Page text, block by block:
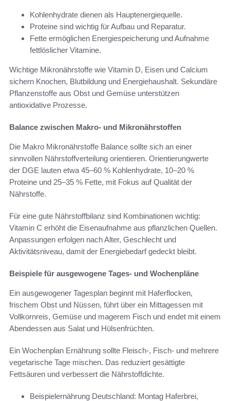
Kohlenhydrate dienen als Hauptenergiequelle.
Proteine sind wichtig für Aufbau und Reparatur.
Fette ermöglichen Energiespeicherung und Aufnahme
fettlöslicher Vitamine.
Wichtige Mikronährstoffe wie Vitamin D, Eisen und Calcium
sichern Knochen, Blutbildung und Energiehaushalt. Sekundäre
Pflanzenstoffe aus Obst und Gemüse unterstützen
antioxidative Prozesse.
Balance zwischen Makro- und Mikronährstoffen
Die Makro Mikronährstoffe Balance sollte sich an einer
sinnvollen Nährstoffverteilung orientieren. Orientierungwerte
der DGE lauten etwa 45–60 % Kohlenhydrate, 10–20 %
Proteine und 25–35 % Fette, mit Fokus auf Qualität der
Nährstoffe.
Für eine gute Nährstoffbilanz sind Kombinationen wichtig:
Vitamin C erhöht die Eisenaufnahme aus pflanzlichen Quellen.
Anpassungen erfolgen nach Alter, Geschlecht und
Aktivitätsniveau, damit der Energiebedarf gedeckt bleibt.
Beispiele für ausgewogene Tages- und Wochenpläne
Ein ausgewogener Tagesplan beginnt mit Haferflocken,
frischem Obst und Nüssen, führt über ein Mittagessen mit
Vollkornreis, Gemüse und magerem Fisch und endet mit einem
Abendessen aus Salat und Hülsenfrüchten.
Ein Wochenplan Ernährung sollte Fleisch-, Fisch- und mehrere
vegetarische Tage mischen. Das reduziert gesättigte
Fettsäuren und verbessert die Nährstoffdichte.
Beispielernährung Deutschland: Montag Haferbrei,